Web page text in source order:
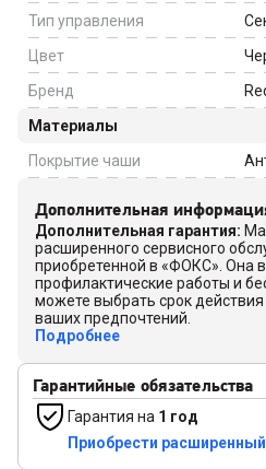
Тип управления
Цвет
Бренд
Материалы
Покрытие чаши
Дополнительная
Дополнительная гарантия:
расширенного сервисного
приобретенной в «ФОКС». Она
профилактические работы и
можете выбрать срок действия
ваших предпочтений.
Подробнее
Гарантийные обязательства
Гарантия на 1 год
Приобрести